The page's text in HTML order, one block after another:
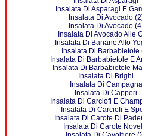
Insalata Di Asparagi E
Insalata Di Avocado
Insalata Di Avocado
Insalata Di Avocado Alle
Insalata Di Banane Allo
Insalata Di Barbabietole
Insalata Di Barbabietole E
Insalata Di Barbabietole
Insalata Di Brighi
Insalata Di Campagna
Insalata Di Capperi
Insalata Di Carciofi E
Insalata Di Carciofi E
Insalata Di Carote Di
Insalata Di Carote